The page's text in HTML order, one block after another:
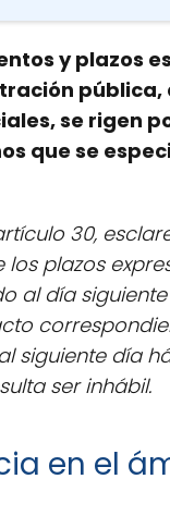
y plazos
pública,
se rigen
que se
30,
plazos
al día
siguiente día
ser inhábil.
en el